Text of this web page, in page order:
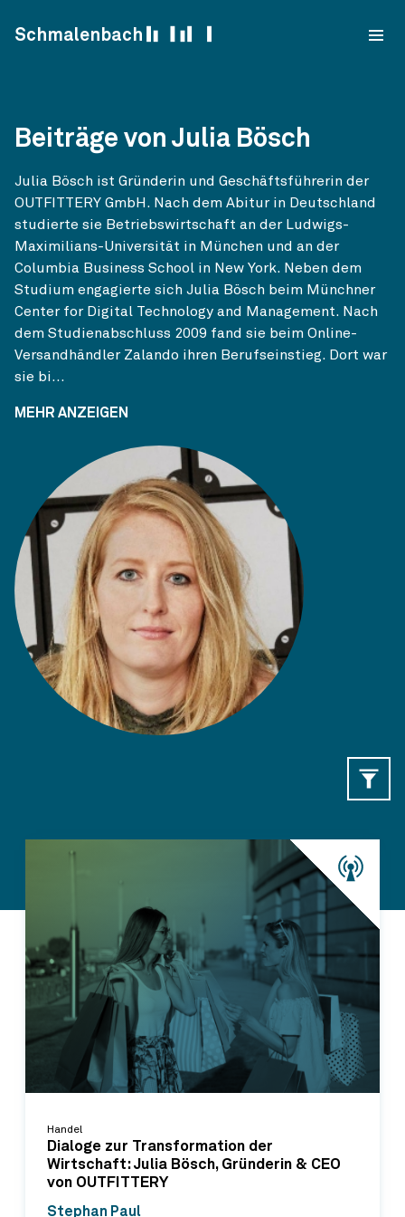
Schmalenbach
Beiträge von Julia Bösch
Julia Bösch ist Gründerin und Geschäftsführerin der
OUTFITTERY GmbH. Nach dem Abitur in Deutschland
studierte sie Betriebswirtschaft an der Ludwigs-
Maximilians-Universität in München und an der
Columbia Business School in New York. Neben dem
Studium engagierte sich Julia Bösch beim Münchner
Center for Digital Technology and Management. Nach
dem Studienabschluss 2009 fand sie beim Online-
Versandhändler Zalando ihren Berufseinstieg. Dort war
sie bi...
MEHR ANZEIGEN
Handel
Dialoge zur Transformation der
Wirtschaft: Julia Bösch, Gründerin & CEO
von OUTFITTERY
Stephan Paul